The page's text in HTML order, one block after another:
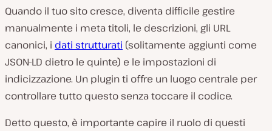
Quando il tuo sito cresce, diventa difficile gestire
manualmente i meta titoli, le descrizioni, gli URL
canonici, i dati strutturati (solitamente aggiunti come
JSON-LD dietro le quinte) e le impostazioni di
indicizzazione. Un plugin ti offre un luogo centrale per
controllare tutto questo senza toccare il codice.
Detto questo, è importante capire il ruolo di questi